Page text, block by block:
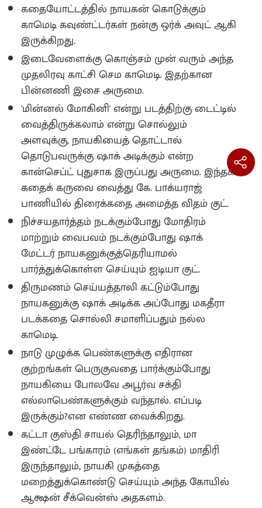
கதையோட்டத்தில் நாயகன் கொடுக்கும்
காமெடி கவுண்ட்டர்கள் நன்கு ஒர்க் அவுட் ஆகி
இருக்கிறது.
இடைவேளைக்கு கொஞ்சம் முன் வரும் அந்த
முதலிரவு காட்சி செம காமெடி. இதற்கான
பின்னணி இசை அருமை.
'மின்னல் மோகினி' என்று படத்திற்கு டைட்டில்
வைத்திருக்கலாம் என்று சொல்லும்
அளவுக்கு, நாயகியைத் தொட்டால்
தொடுபவருக்கு ஷாக் அடிக்கும் என்ற
கான்செப்ட் புதுசாக இருப்பது அருமை. இந்தக்
கதைக் கருவை வைத்து கே. பாக்யராஜ்
பாணியில் திரைக்கதை அமைத்த விதம் குட்.
நிச்சயதார்த்தம் நடக்கும்போது மோதிரம்
மாற்றும் வைபவம் நடக்கும்போது ஷாக்
மேட்டர் நாயகனுக்குத்தெரியாமல்
பார்த்துக்கொள்ள செய்யும் ஐடியா குட்.
திருமணம் செய்யத்தாலி கட்டும்போது
நாயகனுக்கு ஷாக் அடிக்க அப்போது மகதீரா
படக்கதை சொல்லி சமாளிப்பதும் நல்ல
காமெடி.
நாடு முழுக்க பெண்களுக்கு எதிரான
குற்றங்கள் பெருகுவதை பார்க்கும்போது
நாயகியை போலவே அபூர்வ சக்தி
எல்லாபெண்களுக்கும் வந்தால். எப்படி
இருக்கும்?என எண்ண வைக்கிறது.
கட்டா குஸ்தி சாயல் தெரிந்தாலும், மா
இண்ட்டே பங்காரம் (எங்கள் தங்கம்) மாதிரி
இருந்தாலும், நாயகி முகத்தை
மறைத்துக்கொண்டு செய்யும் அந்த கோயில்
ஆக்ஷன் சீக்வென்ஸ் அதகளம்.